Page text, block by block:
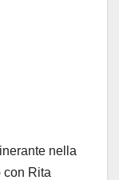
nella
con Rita